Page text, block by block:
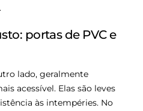
portas de PVC e
lado, geralmente
acessível. Elas são leves
às intempéries. No